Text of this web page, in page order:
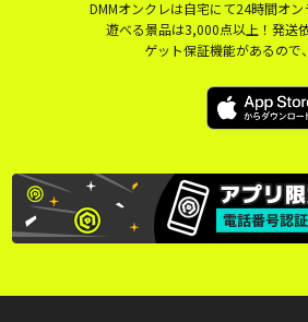
DMMオンクレは自宅にて24時間オ
遊べる景品は3,000点以上！発送
ゲット保証機能があるので